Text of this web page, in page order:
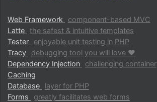
Web Framework
component-based MVC
Latte the safest & intuitive templates
Tester
enjoyable unit testing in PHP
Tracy
debugging tool you will love ♥
Dependency Injection
challenging container
Caching
Database
layer for PHP
Forms
greatly facilitates web forms